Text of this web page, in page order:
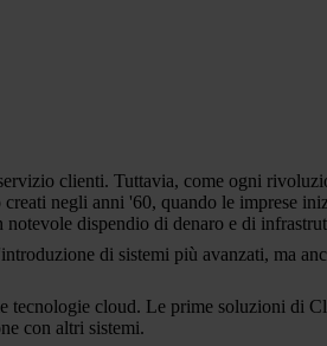
clienti. Tuttavia, come ogni
negli anni '60, quando le imprese
dispendio di denaro e di
di sistemi più avanzati, ma
cloud. Le prime soluzioni di
con altri sistemi.